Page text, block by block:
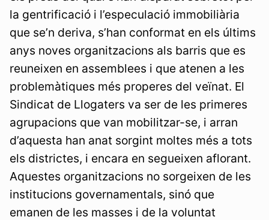
la gentrificació i l’especulació immobiliària
que se’n deriva, s’han conformat en els últims
anys noves organitzacions als barris que es
reuneixen en assemblees i que atenen a les
problemàtiques més properes del veïnat. El
Sindicat de Llogaters va ser de les primeres
agrupacions que van mobilitzar-se, i arran
d’aquesta han anat sorgint moltes més a tots
els districtes, i encara en segueixen aflorant.
Aquestes organitzacions no sorgeixen de les
institucions governamentals, sinó que
emanen de les masses i de la voluntat